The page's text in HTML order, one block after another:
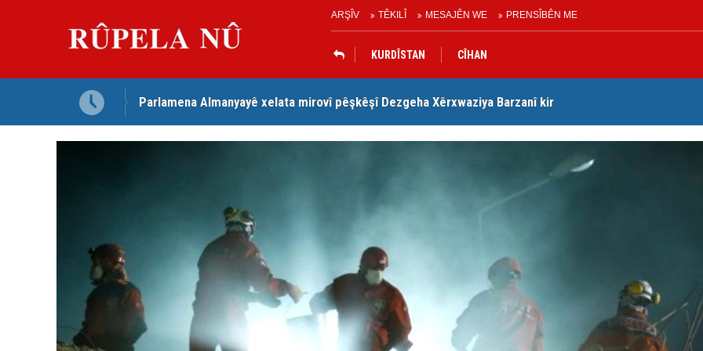
ARŞÎV TÊKILÎ MESAJÊN WE PRENSÎBÊN ME
KURDÎSTAN CÎHAN
Parlamena Almanyayê xelata mirovî pêşkêşî Dezgeha Xêrxwaziya Barzanî kir
Dezga Giştî ya Deverên di Derveyê Kurdistanê de gotinên parêzgere Kerkûkê Muhammed Saman